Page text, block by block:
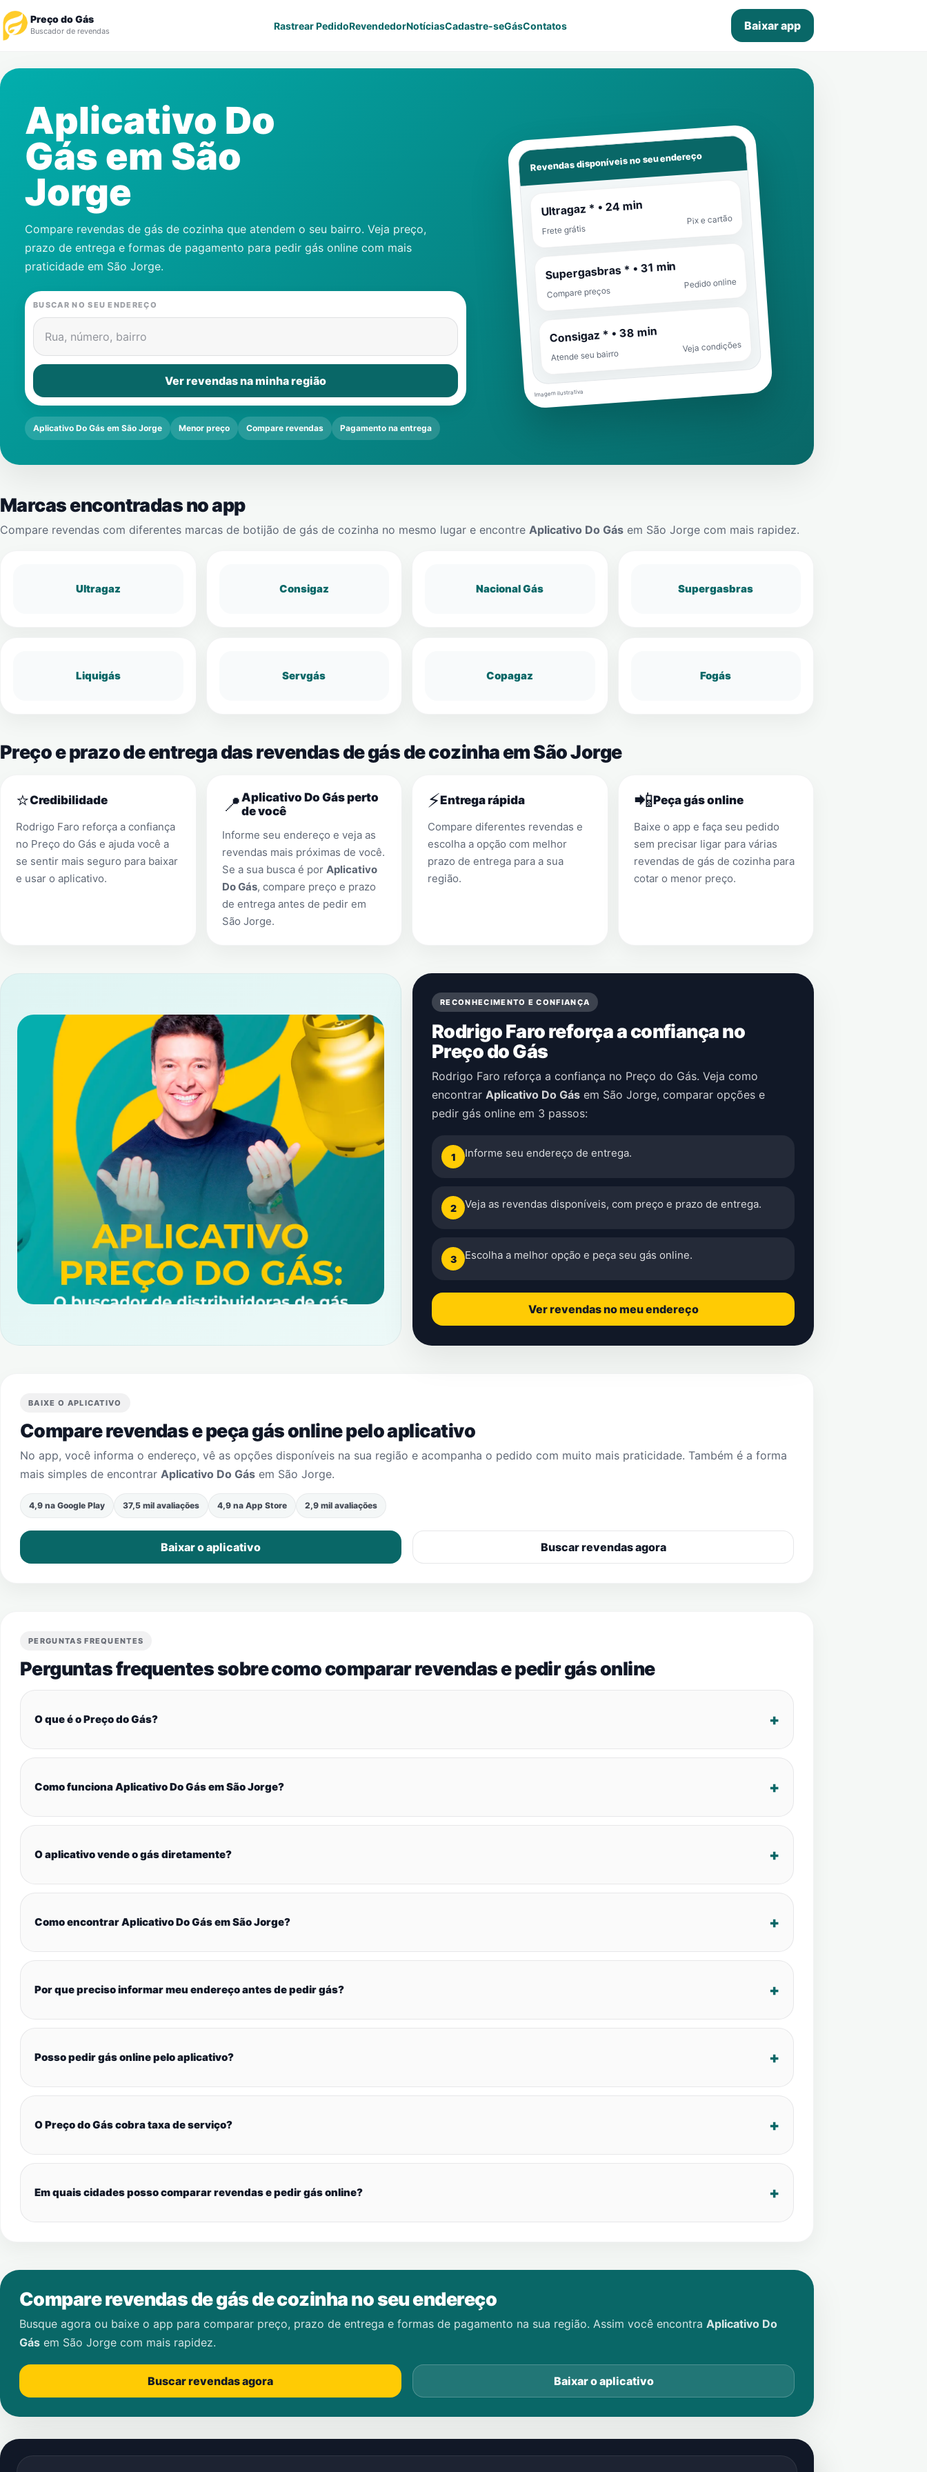
Preço do Gás
Buscador de revendas Rastrear PedidoRevendedorNotíciasCadastre-seGásContatos Baixar app
Revendedor
Notícias
Cadastre-se
Contatos
Aplicativo Do
Gás em São
Jorge
Compare revendas de gás de cozinha que atendem o seu bairro. Veja preço,
prazo de entrega e formas de pagamento para pedir gás online com mais
praticidade em São Jorge.
BUSCAR NO SEU ENDEREÇO
Rua, número, bairro
Ver revendas na minha região
Aplicativo Do Gás em São Jorge Menor preço Compare revendas Pagamento na entrega
Revendas disponíveis no seu endereço
Ultragaz * • 24 min
Frete grátis
Pix e cartão
Supergasbras * • 31 min
Compare preços
Pedido online
Consigaz * • 38 min
Atende seu bairro
Veja condições
Imagem ilustrativa
Marcas encontradas no app
Compare revendas com diferentes marcas de botijão de gás de cozinha no mesmo lugar e encontre Aplicativo Do Gás em São Jorge com mais rapidez.
Ultragaz Consigaz Nacional Gás Supergasbras
Liquigás Servgás Copagaz Fogás
Preço e prazo de entrega das revendas de gás de cozinha em São Jorge
⭐Credibilidade
Rodrigo Faro reforça a confiança
no Preço do Gás e ajuda você a
se sentir mais seguro para baixar
e usar o aplicativo.
📍Aplicativo Do Gás perto
de você
Informe seu endereço e veja as
revendas mais próximas de você.
Se a sua busca é por Aplicativo
Do Gás, compare preço e prazo
de entrega antes de pedir em
São Jorge.
⚡Entrega rápida
Compare diferentes revendas e
escolha a opção com melhor
prazo de entrega para a sua
região.
📲Peça gás online
Baixe o app e faça seu pedido
sem precisar ligar para várias
revendas de gás de cozinha para
cotar o menor preço.
RECONHECIMENTO E CONFIANÇA
Rodrigo Faro reforça a confiança no
Preço do Gás
Rodrigo Faro reforça a confiança no Preço do Gás. Veja como
encontrar Aplicativo Do Gás em São Jorge, comparar opções e
pedir gás online em 3 passos:
1 Informe seu endereço de entrega.
2 Veja as revendas disponíveis, com preço e prazo de entrega.
3 Escolha a melhor opção e peça seu gás online.
Ver revendas no meu endereço
BAIXE O APLICATIVO
Compare revendas e peça gás online pelo aplicativo
No app, você informa o endereço, vê as opções disponíveis na sua região e acompanha o pedido com muito mais praticidade. Também é a forma
mais simples de encontrar Aplicativo Do Gás em São Jorge.
4,9 na Google Play 37,5 mil avaliações 4,9 na App Store 2,9 mil avaliações
Baixar o aplicativo Buscar revendas agora
PERGUNTAS FREQUENTES
Perguntas frequentes sobre como comparar revendas e pedir gás online
O que é o Preço do Gás?
Como funciona Aplicativo Do Gás em São Jorge?
O aplicativo vende o gás diretamente?
Como encontrar Aplicativo Do Gás em São Jorge?
Por que preciso informar meu endereço antes de pedir gás?
Posso pedir gás online pelo aplicativo?
O Preço do Gás cobra taxa de serviço?
Em quais cidades posso comparar revendas e pedir gás online?
Compare revendas de gás de cozinha no seu endereço
Busque agora ou baixe o app para comparar preço, prazo de entrega e formas de pagamento na sua região. Assim você encontra Aplicativo Do
Gás em São Jorge com mais rapidez.
Buscar revendas agora Baixar o aplicativo